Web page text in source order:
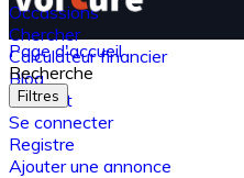
Occassions
Chercher
Calculateur financier
Blog
Contact
Se connecter
Registre
Ajouter une annonce
Page d'accueil
Recherche
Filtres